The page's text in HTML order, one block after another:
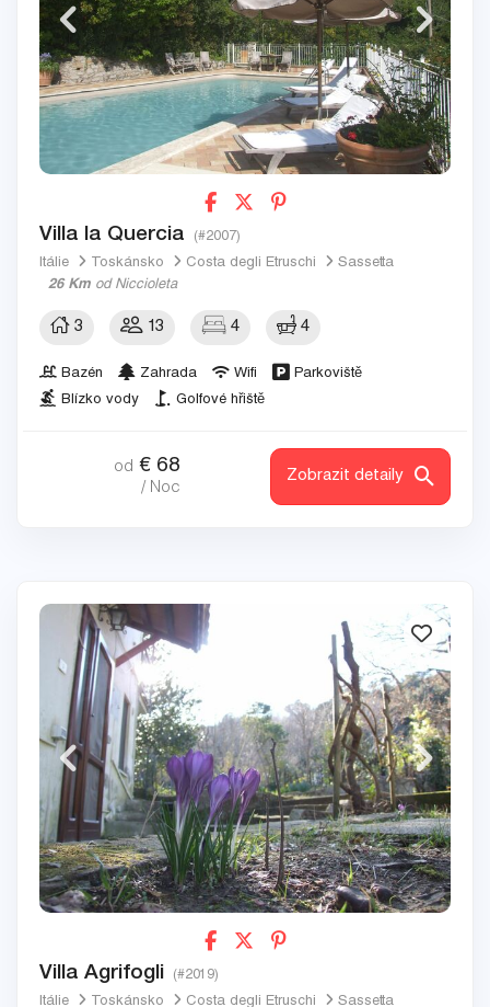
Villa la Quercia (#2007)
Itálie Toskánsko Costa degli Etruschi
Sassetta
26 Km od Niccioleta
3 13 4 4
Bazén Zahrada Wifi
Parkoviště
Blízko vody
Golfové hřiště
od € 68
/ Noc
Zobrazit detaily
Villa Agrifogli (#2019)
Itálie Toskánsko Costa degli Etruschi Sassetta